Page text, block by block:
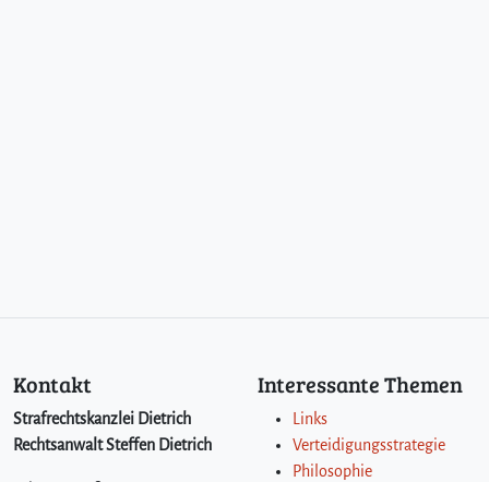
Kontakt
Strafrechtskanzlei Dietrich
Rechtsanwalt Steffen Dietrich
Interessante Themen
Links
Verteidigungsstrategie
Philosophie